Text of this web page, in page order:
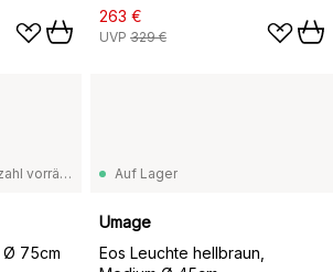
263 €
UVP 329 €
Nur begrenzte Stückzahl vorrätig
Ø 75cm
Auf Lager
Umage
Eos Leuchte hellbraun,